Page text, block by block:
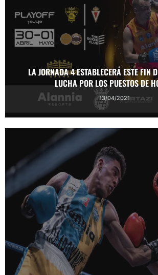
LA JORNADA 4 ESTABLECERÁ ESTE FIN
LUCHA POR LOS PUESTOS DE
13/04/2021